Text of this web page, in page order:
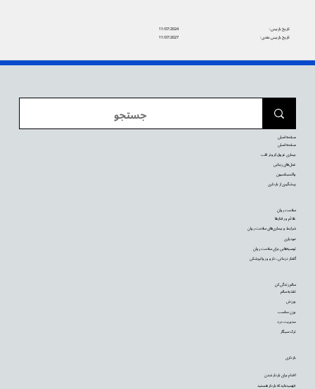
11/07/2024
تاریخ بازبینی:
11/07/2027
تاریخ بازبینی بعدی:
بارداری
اقدام برای باردار شدن
فهمیده‌اید که باردار هستید
سالم زندگی کن
تغذیه سالم
ورزش
وزن مناسب
مدیریت درد
ترک سیگار
سلامت روان
علائم و رفتارها
شرایط و بیماری‌های سلامت روان
خودیاری
توصیه‌‌هایی برای سلامت روان
گفتار درمانی، دارو و روانپزشکی
صفحه اصلی
صفحه اصلی
بیماری عروق کرونر قلب
عمل‌های زیبایی
واکسیناسیون
پیشگیری از بارداری